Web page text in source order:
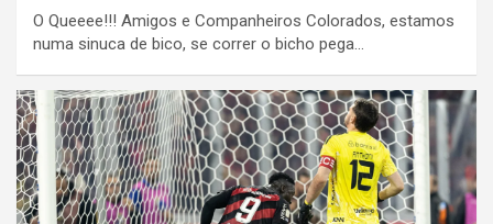
O Queeee!!! Amigos e Companheiros Colorados, estamos
numa sinuca de bico, se correr o bicho pega…